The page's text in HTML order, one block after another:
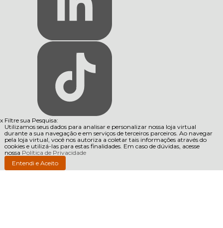
x Filtre sua Pesquisa:
Utilizamos seus dados para analisar e personalizar nossa loja virtual
durante a sua navegação e em serviços de terceiros parceiros. Ao navegar
pela loja virtual, você nos autoriza a coletar tais informações através do
cookies e utilizá-las para estas finalidades. Em caso de dúvidas, acesse
nossa Política de Privacidade
Entendi e Aceito